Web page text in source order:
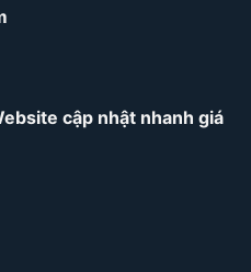
cập nhật nhanh giá